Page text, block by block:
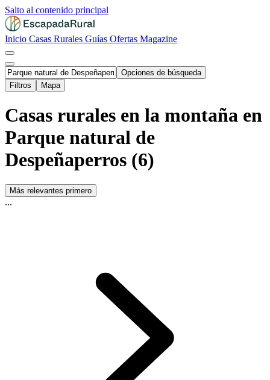
Salto al contenido principal
Inicio Casas Rurales Guías Ofertas Magazine
Opciones de búsqueda
Filtros
Mapa
Casas rurales en la montaña en
Parque natural de
Despeñaperros (6)
Más relevantes primero
...